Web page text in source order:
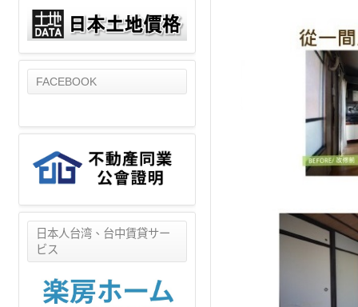
FACEBOOK
日本人台湾、台中賃貸サー
ビス